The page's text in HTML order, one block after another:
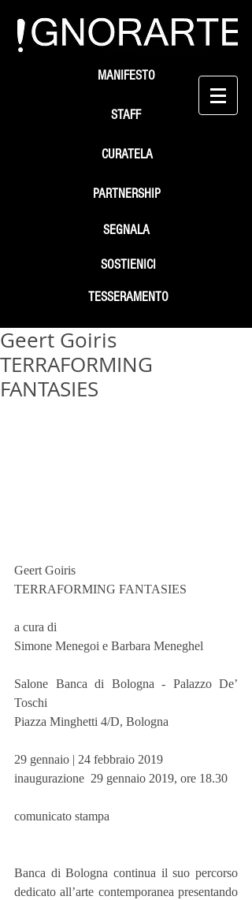
STAFF
SEGNALA
SOSTIENICI
MANIFESTO
PARTNERSHIP
TESSERAMENTO
CURATELA
Geert Goiris
TERRAFORMING
FANTASIES
Geert Goiris
TERRAFORMING FANTASIES
a cura di
Simone Menegoi e Barbara Meneghel
Salone Banca di Bologna - Palazzo De’
Toschi
Piazza Minghetti 4/D, Bologna
29 gennaio | 24 febbraio 2019
inaugurazione  29 gennaio 2019, ore 18.30
comunicato stampa
Banca di Bologna continua il suo percorso
dedicato all’arte contemporanea presentando